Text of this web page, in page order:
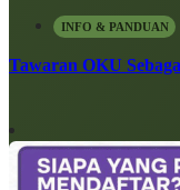
INFO & PANDUAN
Tawaran OKU